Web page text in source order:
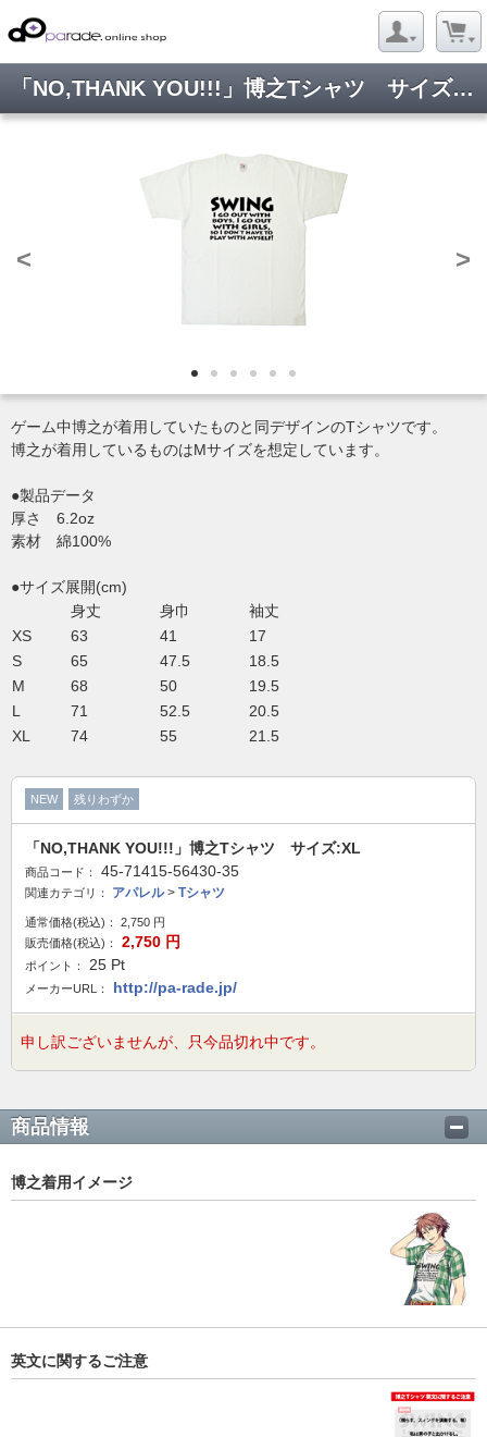
「NO,THANK YOU!!!」博之Tシャツ サイズ:XL
< >
ゲーム中博之が着用していたものと同デザインのTシャツです。
博之が着用しているものはMサイズを想定しています。
●製品データ
厚さ 6.2oz
素材 綿100%
●サイズ展開(cm)
身丈
身巾
袖丈
XS
63 41
17
S
65 47.5
18.5
M
68 50
19.5
L
71 52.5
20.5
XL
74 55 21.5
NEW 残りわずか
「NO,THANK YOU!!!」博之Tシャツ サイズ:XL
商品コード： 45-71415-56430-35
関連カテゴリ： アパレル> Tシャツ
通常価格(税込)： 2,750 円
販売価格(税込)：
2,750 円
ポイント： 25 Pt
メーカーURL： http://pa-rade.jp/
申し訳ございませんが、只今品切れ中です。
商品情報
博之着用イメージ
英文に関するご注意